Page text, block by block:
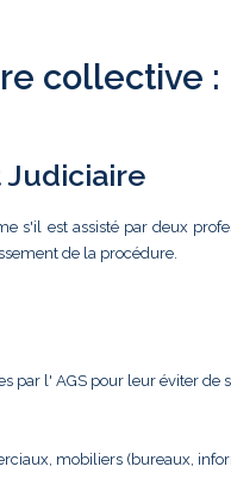
collective :
Judiciaire
s'il est assisté par deux
de la procédure.
par l' AGS pour leur éviter de
mobiliers (bureaux,